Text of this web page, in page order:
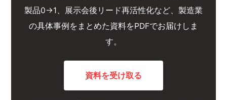
製品0→1、展示会後リード再活性化など、製造業
の具体事例をまとめた資料をPDFでお届けしま
す。
資料を受け取る